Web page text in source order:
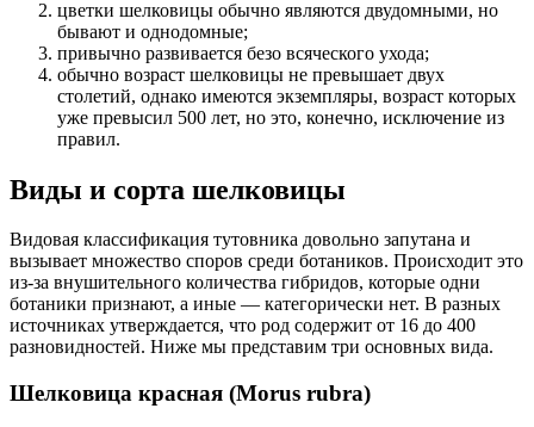
цветки шелковицы обычно являются двудомными, но
бывают и однодомные;
привычно развивается безо всяческого ухода;
обычно возраст шелковицы не превышает двух
столетий, однако имеются экземпляры, возраст которых
уже превысил 500 лет, но это, конечно, исключение из
правил.
Виды и сорта шелковицы
Видовая классификация тутовника довольно запутана и
вызывает множество споров среди ботаников. Происходит это
из-за внушительного количества гибридов, которые одни
ботаники признают, а иные — категорически нет. В разных
источниках утверждается, что род содержит от 16 до 400
разновидностей. Ниже мы представим три основных вида.
Шелковица красная (Morus rubra)